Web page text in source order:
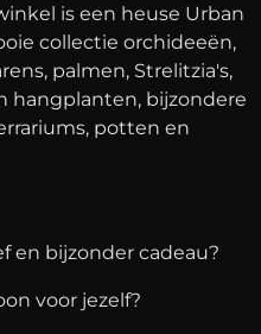
is een heuse Urban
collectie orchideeën,
palmen, Strelitzia's,
hangplanten, bijzondere
potten en
en bijzonder cadeau?
voor jezelf?